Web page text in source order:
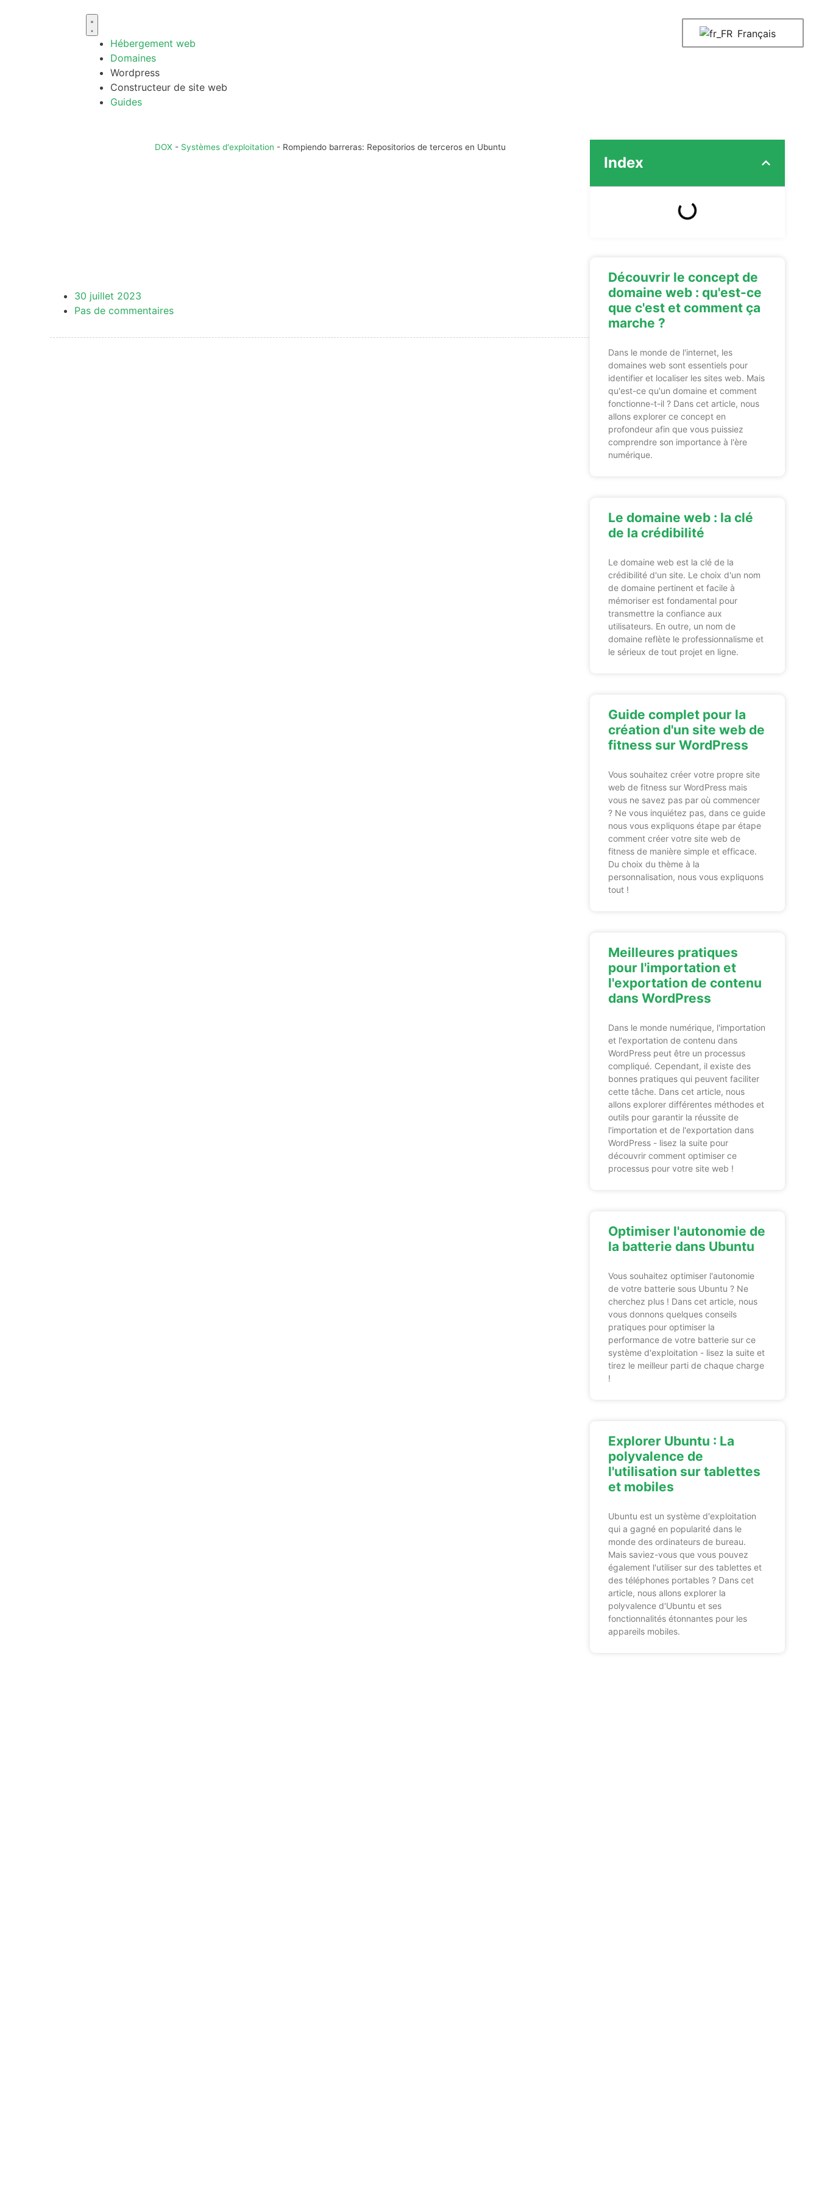
Hébergement web
Domaines
Wordpress
Constructeur de site web
Guides
Français
DOX - Systèmes d'exploitation - Rompiendo barreras: Repositorios de terceros en Ubuntu
30 juillet 2023
Pas de commentaires
Index
Découvrir le concept de
domaine web : qu'est-ce
que c'est et comment ça
marche ?
Dans le monde de l'internet, les
domaines web sont essentiels pour
identifier et localiser les sites web. Mais
qu'est-ce qu'un domaine et comment
fonctionne-t-il ? Dans cet article, nous
allons explorer ce concept en
profondeur afin que vous puissiez
comprendre son importance à l'ère
numérique.
Le domaine web : la clé
de la crédibilité
Le domaine web est la clé de la
crédibilité d'un site. Le choix d'un nom
de domaine pertinent et facile à
mémoriser est fondamental pour
transmettre la confiance aux
utilisateurs. En outre, un nom de
domaine reflète le professionnalisme et
le sérieux de tout projet en ligne.
Guide complet pour la
création d'un site web de
fitness sur WordPress
Vous souhaitez créer votre propre site
web de fitness sur WordPress mais
vous ne savez pas par où commencer
? Ne vous inquiétez pas, dans ce guide
nous vous expliquons étape par étape
comment créer votre site web de
fitness de manière simple et efficace.
Du choix du thème à la
personnalisation, nous vous expliquons
tout !
Meilleures pratiques
pour l'importation et
l'exportation de contenu
dans WordPress
Dans le monde numérique, l'importation
et l'exportation de contenu dans
WordPress peut être un processus
compliqué. Cependant, il existe des
bonnes pratiques qui peuvent faciliter
cette tâche. Dans cet article, nous
allons explorer différentes méthodes et
outils pour garantir la réussite de
l'importation et de l'exportation dans
WordPress - lisez la suite pour
découvrir comment optimiser ce
processus pour votre site web !
Optimiser l'autonomie de
la batterie dans Ubuntu
Vous souhaitez optimiser l'autonomie
de votre batterie sous Ubuntu ? Ne
cherchez plus ! Dans cet article, nous
vous donnons quelques conseils
pratiques pour optimiser la
performance de votre batterie sur ce
système d'exploitation - lisez la suite et
tirez le meilleur parti de chaque charge
!
Explorer Ubuntu : La
polyvalence de
l'utilisation sur tablettes
et mobiles
Ubuntu est un système d'exploitation
qui a gagné en popularité dans le
monde des ordinateurs de bureau.
Mais saviez-vous que vous pouvez
également l'utiliser sur des tablettes et
des téléphones portables ? Dans cet
article, nous allons explorer la
polyvalence d'Ubuntu et ses
fonctionnalités étonnantes pour les
appareils mobiles.